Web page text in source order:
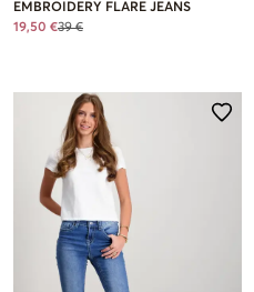
EMBROIDERY FLARE JEANS
19,50 €39 €